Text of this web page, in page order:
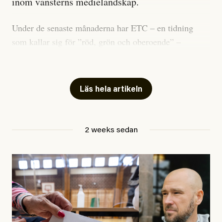
Under de senaste månaderna har ETC – en tidning
som kallar sig för ”röd, grön och oberoende” –
skriver för? Vad betyder det att vara en ”röd, grön och
oberoende” tidning? Och vad är egentligen bra
utpekas som israelisk infiltratör”. Enligt ingressen
handlar artikeln om en person vars ”bakgrund skapar
splittring och oro i rörelsen”. Problemet är att artikeln
skapar betydligt mer oro i palestinarörelsen – och den
Läs hela artikeln
2 weeks sedan